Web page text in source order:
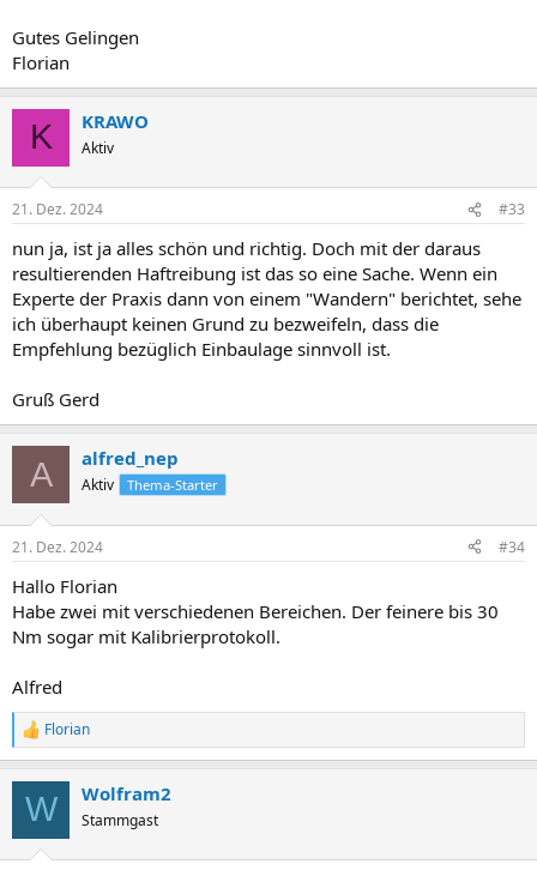
Gutes Gelingen
Florian
K KRAWO
Aktiv
21. Dez. 2024 #33
nun ja, ist ja alles schön und richtig. Doch mit der daraus
resultierenden Haftreibung ist das so eine Sache. Wenn ein
Experte der Praxis dann von einem "Wandern" berichtet, sehe
ich überhaupt keinen Grund zu bezweifeln, dass die
Empfehlung bezüglich Einbaulage sinnvoll ist.
Gruß Gerd
A alfred_nep
Aktiv Thema-Starter
21. Dez. 2024 #34
Hallo Florian
Habe zwei mit verschiedenen Bereichen. Der feinere bis 30
Nm sogar mit Kalibrierprotokoll.
Alfred
R
e
k
Florian
W Wolfram2
Stammgast